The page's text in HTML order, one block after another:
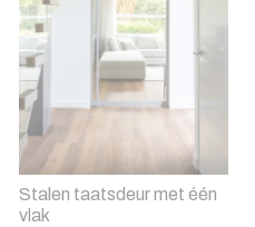
Stalen taatsdeur met één
vlak